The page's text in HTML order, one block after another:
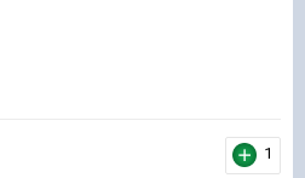
1